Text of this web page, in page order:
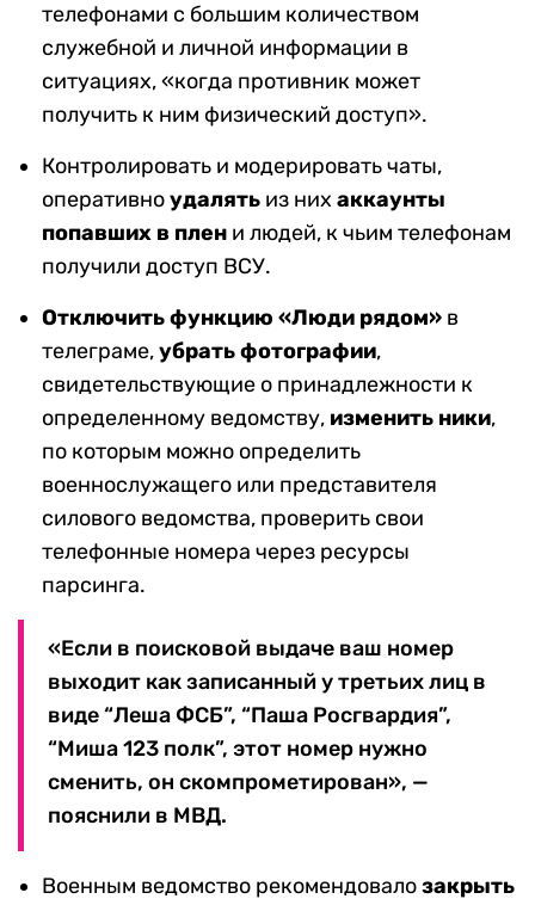
телефонами с большим количеством
служебной и личной информации в
ситуациях, «когда противник может
получить к ним физический доступ».
Контролировать и модерировать чаты,
оперативноудалять из них аккаунты
попавших в плен и людей, к чьим телефонам
получили доступ ВСУ.
Отключить функцию «Люди рядом» в
телеграме,убрать фотографии,
свидетельствующие о принадлежности к
определенному ведомству, изменить ники,
по которым можно определить
военнослужащего или представителя
силового ведомства, проверить свои
телефонные номера через ресурсы
парсинга.
«Если в поисковой выдаче ваш номер
выходит как записанный у третьих лиц в
виде “Леша ФСБ”, “Паша Росгвардия”,
“Миша 123 полк”, этот номер нужно
сменить, он скомпрометирован», —
пояснили в МВД.
Военным ведомство рекомендовалозакрыть